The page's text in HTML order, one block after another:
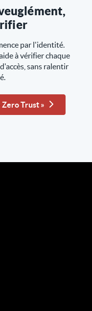
par l'identité.
à vérifier chaque
sans ralentir
Trust »